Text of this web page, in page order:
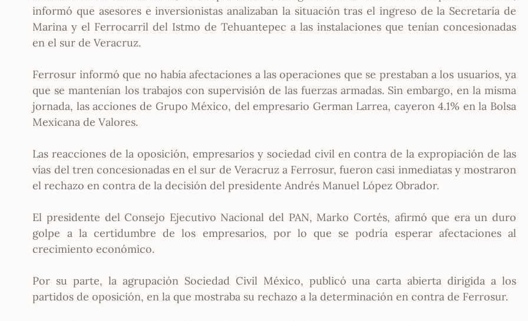
informó que asesores e inversionistas analizaban la situación tras el ingreso de la Secretaría de
Marina y el Ferrocarril del Istmo de Tehuantepec a las instalaciones que tenían concesionadas
en el sur de Veracruz.
Ferrosur informó que no había afectaciones a las operaciones que se prestaban a los usuarios, ya
que se mantenían los trabajos con supervisión de las fuerzas armadas. Sin embargo, en la misma
jornada, las acciones de Grupo México, del empresario German Larrea, cayeron 4.1% en la Bolsa
Mexicana de Valores.
Las reacciones de la oposición, empresarios y sociedad civil en contra de la expropiación de las
vías del tren concesionadas en el sur de Veracruz a Ferrosur, fueron casi inmediatas y mostraron
el rechazo en contra de la decisión del presidente Andrés Manuel López Obrador.
El presidente del Consejo Ejecutivo Nacional del PAN, Marko Cortés, afirmó que era un duro
golpe a la certidumbre de los empresarios, por lo que se podría esperar afectaciones al
crecimiento económico.
Por su parte, la agrupación Sociedad Civil México, publicó una carta abierta dirigida a los
partidos de oposición, en la que mostraba su rechazo a la determinación en contra de Ferrosur.